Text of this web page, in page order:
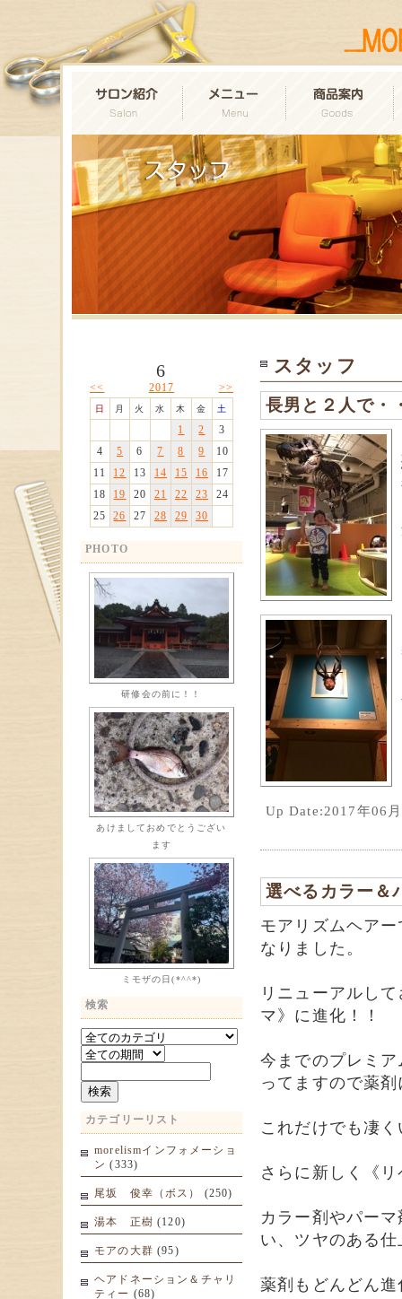
6
<< 2017 >>
日 月 火 水 木 金 土
1 2
3
4
5 6 7 8 9
10
11
12 13 14 15 16
17
18
19 20 21 22 23
24
25
26 27 28 29 30
PHOTO
研修会の前に！！
あけましておめでとうござい
ます
ミモザの日(*^^*)
検索
カテゴリーリスト
morelismインフォメーショ
ン (333)
尾坂 俊幸（ボス） (250)
湯本 正樹 (120)
モアの大群 (95)
ヘアドネーション＆チャリ
ティー (68)
スタッフ
長男と２人で・
Up Date:2017年06
選べるカラー＆
モアリズムヘア
なりました。
リニューアルし
マ》に進化！！
今までのプレミ
ってますので薬
これだけでも凄
さらに新しく《
カラー剤やパー
い、ツヤのある
薬剤もどんどん